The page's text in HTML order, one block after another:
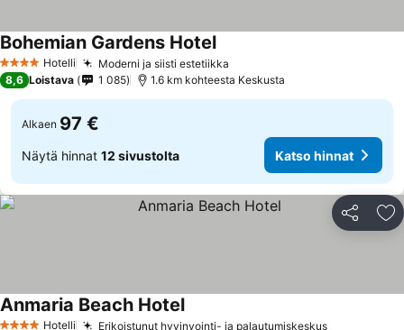
4 Tähtiluokitus
Hotelli Moderni ja siisti estetiikka
Bohemian Gardens HotelKatso hinnat
8,6 Loistava 1 085 1.6 km kohteesta Keskusta
Alkaen 97 €
Näytä hinnat 12 sivustolta Katso hinnat
Jaa
Hotelli Erikoistunut hyvinvointi- ja palautumiskeskus
Anmaria Beach HotelKatso hinnat